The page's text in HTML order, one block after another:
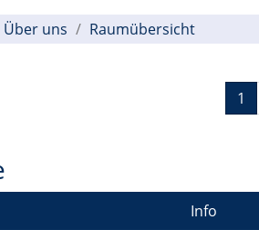
Über uns Raumübersicht
1
Info